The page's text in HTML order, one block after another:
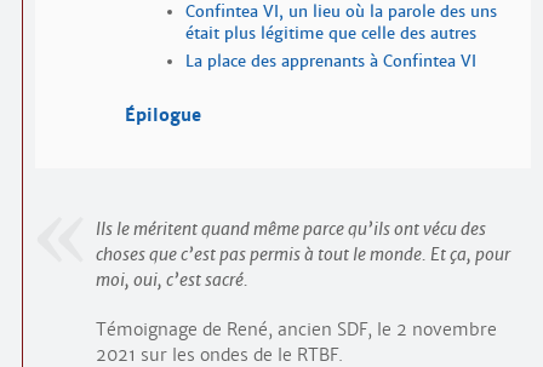
Confintea VI, un lieu où la parole des uns
était plus légitime que celle des autres
La place des apprenants à Confintea VI
Épilogue
Ils le méritent quand même parce qu’ils ont vécu des
choses que c’est pas permis à tout le monde. Et ça, pour
moi, oui, c’est sacré.
Témoignage de René, ancien SDF, le 2 novembre
2021 sur les ondes de le RTBF.